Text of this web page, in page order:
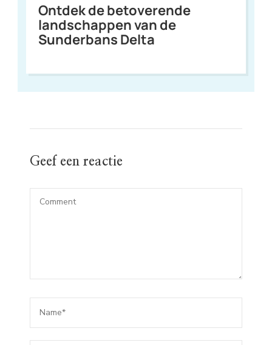
Ontdek de betoverende
landschappen van de
Sunderbans Delta
Geef een reactie